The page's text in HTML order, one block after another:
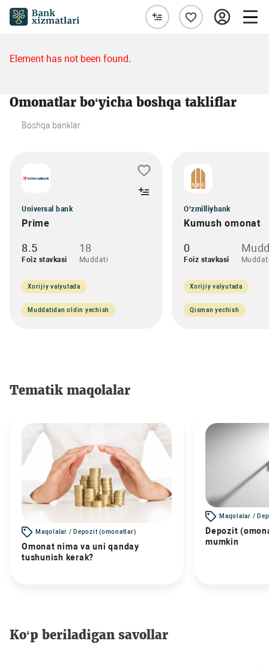
Element has not been found.
Omonatlar bo‘yicha boshqa takliflar
Boshqa banklar
Universal bank
Prime
8.5
Foiz stavkasi
18
Muddati
Xorijiy valyutada
Muddatidan oldin yechish
O‘zmilliybank
Kumush omonat
0
Foiz stavkasi
Xorijiy valyutada
Qisman yechish
Tematik maqolalar
Maqolalar / Depozit (omonatlar)
Omonat nima va uni qanday
tushunish kerak?
Maqolalar /
Depozit
mumkin
Ko‘p beriladigan savollar